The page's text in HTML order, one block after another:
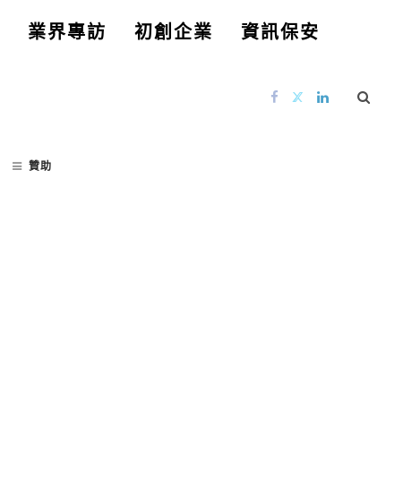
業界專訪 初創企業 資訊保安
贊助